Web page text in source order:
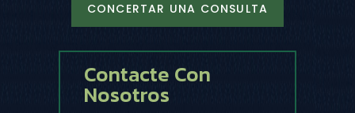
CONCERTAR UNA CONSULTA
Contacte Con
Nosotros